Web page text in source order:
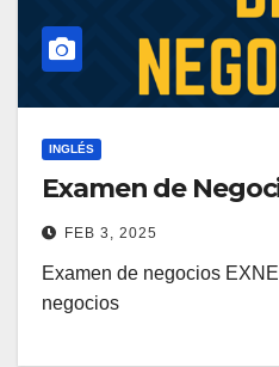
INGLÉS
Examen de
FEB 3, 2025
Examen de negocios
negocios